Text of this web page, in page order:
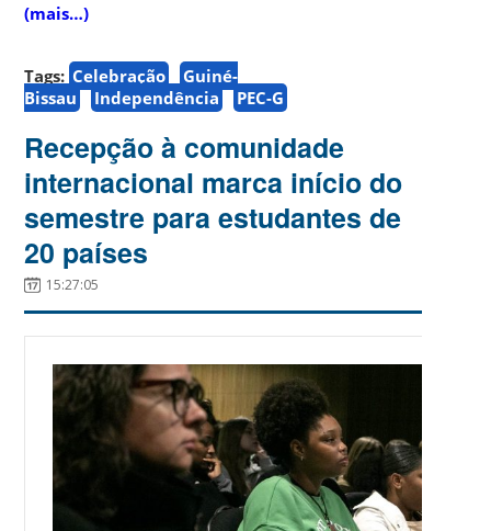
(mais…)
Tags: Celebração
Guiné-
Bissau
Independência PEC-G
Recepção à comunidade
internacional marca início do
semestre para estudantes de
20 países
15:27:05